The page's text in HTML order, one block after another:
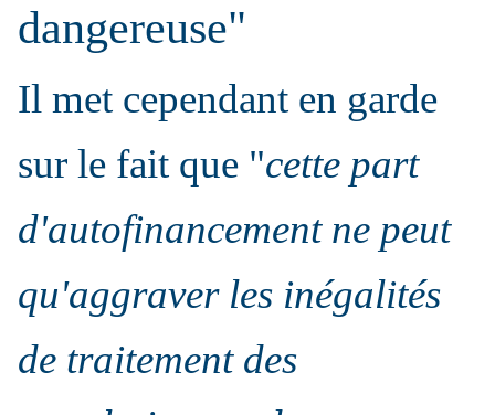
dangereuse"
Il met cependant en garde
sur le fait que "cette part
d'autofinancement ne peut
qu'aggraver les inégalités
de traitement des